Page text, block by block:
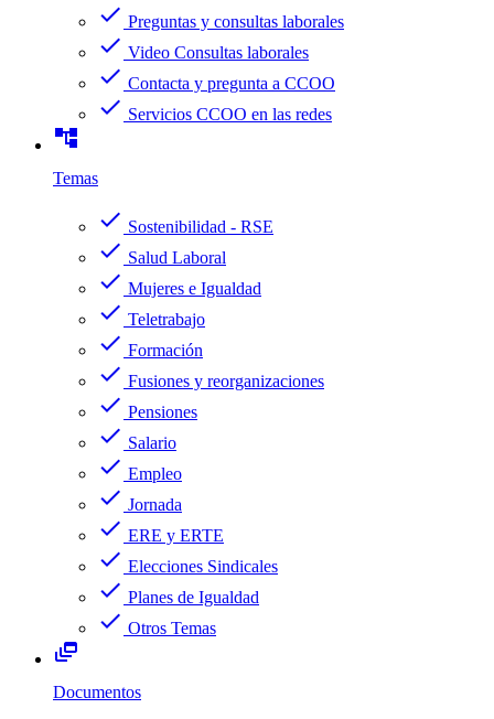
check Preguntas y consultas laborales
check Video Consultas laborales
check Contacta y pregunta a CCOO
check Servicios CCOO en las redes
account_tree
Temas
check Sostenibilidad - RSE
check Salud Laboral
check Mujeres e Igualdad
check Teletrabajo
check Formación
check Fusiones y reorganizaciones
check Pensiones
check Salario
check Empleo
check Jornada
check ERE y ERTE
check Elecciones Sindicales
check Planes de Igualdad
check Otros Temas
dynamic_feed
Documentos